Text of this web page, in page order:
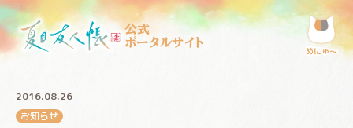
公式
ポータルサイト
めにゅ〜
2016.08.26
お知らせ